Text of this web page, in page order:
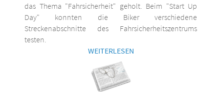
das Thema "Fahrsicherheit" geholt. Beim "Start Up
Day" konnten die Biker verschiedene
Streckenabschnitte des Fahrsicherheitszentrums
testen.
WEITERLESEN